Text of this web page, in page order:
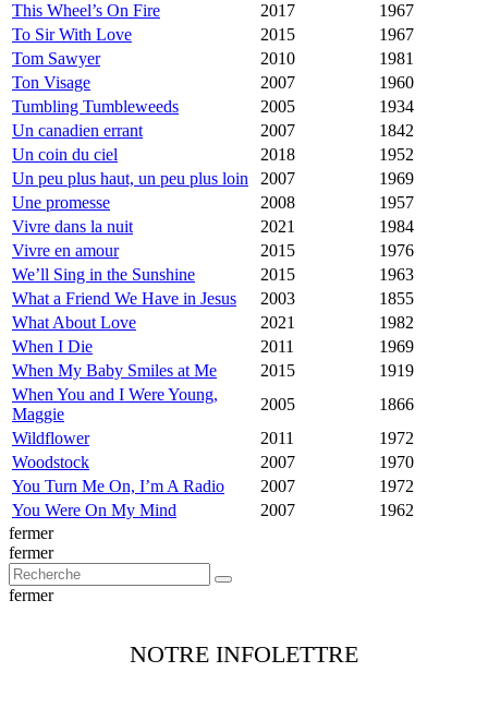
This Wheel’s On Fire
2017
1967
To Sir With Love
2015
1967
Tom Sawyer
2010
1981
Ton Visage
2007
1960
Tumbling Tumbleweeds
2005
1934
Un canadien errant
2007
1842
Un coin du ciel
2018
1952
Un peu plus haut, un peu plus loin
2007
1969
Une promesse
2008
1957
Vivre dans la nuit
2021
1984
Vivre en amour
2015
1976
We’ll Sing in the Sunshine
2015
1963
What a Friend We Have in Jesus
2003
1855
What About Love
2021
1982
When I Die
2011
1969
When My Baby Smiles at Me
2015
1919
When You and I Were Young,
Maggie
2005
1866
Wildflower
2011
1972
Woodstock
2007
1970
You Turn Me On, I’m A Radio
2007
1972
You Were On My Mind
2007
1962
fermer
fermer
fermer
NOTRE INFOLETTRE